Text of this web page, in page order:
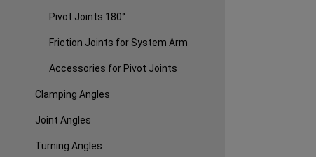
Pivot Joints 180°
Friction Joints for System Arm
Accessories for Pivot Joints
Clamping Angles
Joint Angles
Turning Angles